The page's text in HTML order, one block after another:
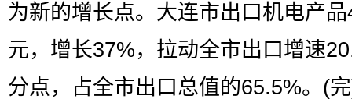
为新的增长点。大连市出口机电产
元，增长37%，拉动全市出口增速
分点，占全市出口总值的65.5%。(